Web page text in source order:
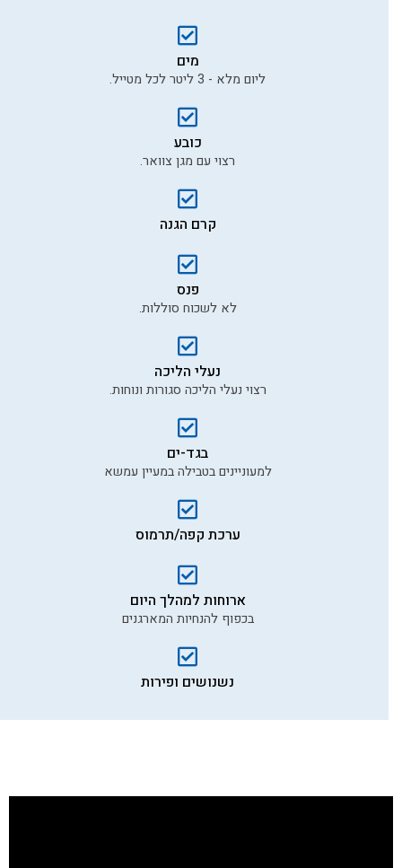
לשליחת ההמלצה
מים
ליום מלא - 3 ליטר לכל מטייל.
כובע
רצוי עם מגן צוואר.
קרם הגנה
פנס
לא לשכוח סוללות.
נעלי הליכה
רצוי נעלי הליכה סגורות ונוחות.
בגד-ים
למעוניינים בטבילה במעיין עמשא
ערכת קפה/תרמוס
ארוחות למהלך היום
בכפוף להנחיות המארגנים
נשנושים ופירות